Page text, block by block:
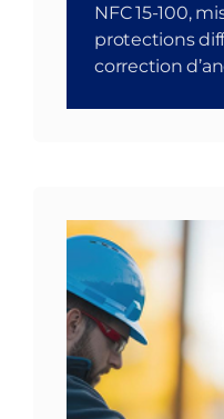
NFC 15-100,
protections
correction